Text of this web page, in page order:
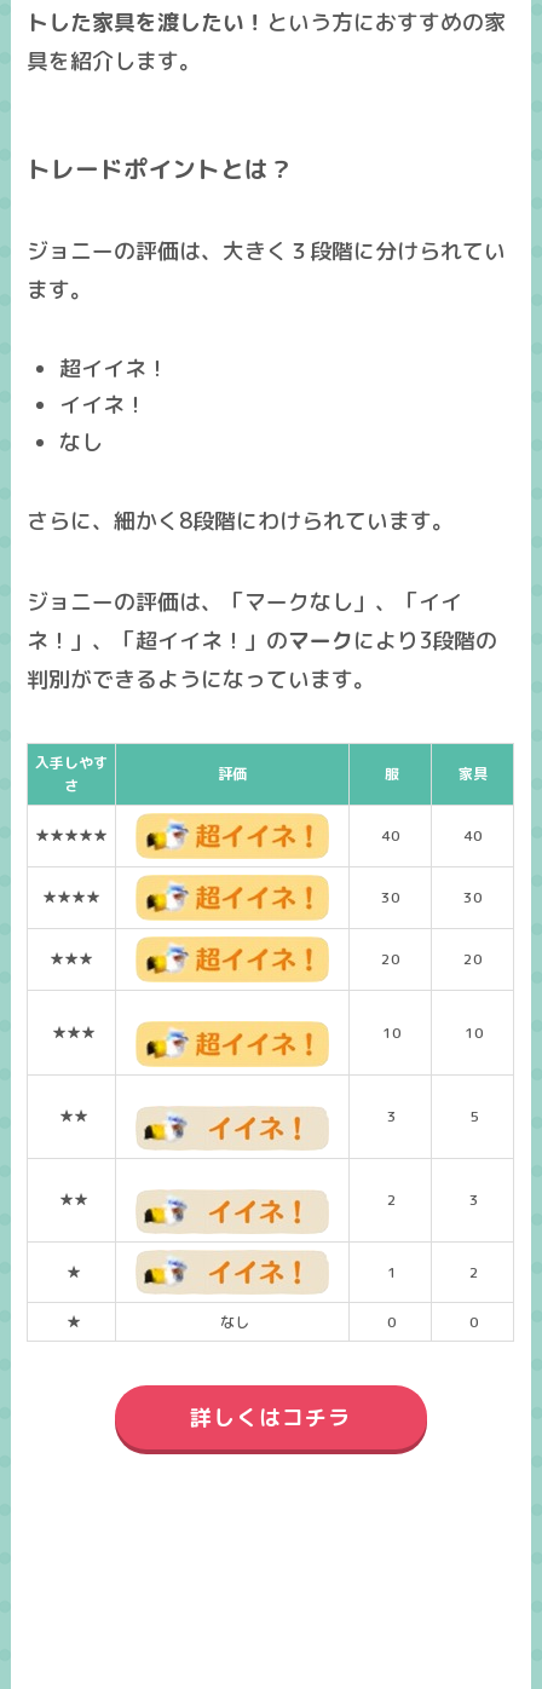
トした家具を渡したい！ という方におすすめの家
具を紹介します。
トレードポイントとは？
ジョニーの評価は、大きく３段階に分けられてい
ます。
超イイネ！
イイネ！
なし
さらに、細かく8段階にわけられています。
ジョニーの評価は、「マークなし」、「イイ
ネ！」、「超イイネ！」のマークにより3段階の
判別ができるようになっています。
入手しやす
さ
評価 服 家具
★★★★★ 40 40
★★★★ 30 30
★★★ 20 20
★★★ 10 10
★★ 3 5
★★ 2 3
★ 1 2
★ なし 0 0
詳しくはコチラ